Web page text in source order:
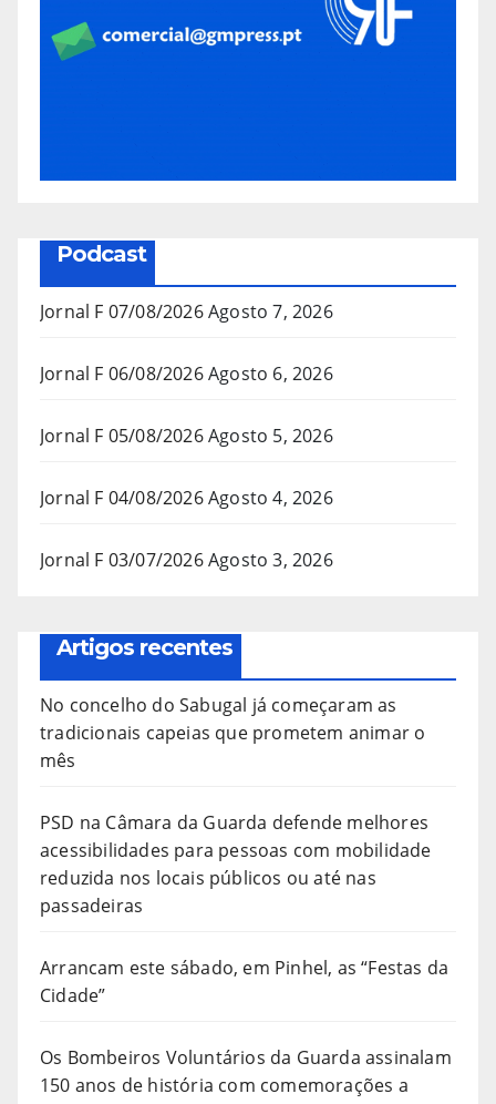
Podcast
Jornal F 07/08/2026Agosto 7, 2026
Jornal F 06/08/2026Agosto 6, 2026
Jornal F 05/08/2026Agosto 5, 2026
Jornal F 04/08/2026Agosto 4, 2026
Jornal F 03/07/2026Agosto 3, 2026
Artigos recentes
No concelho do Sabugal já começaram as
tradicionais capeias que prometem animar o
mês
PSD na Câmara da Guarda defende melhores
acessibilidades para pessoas com mobilidade
reduzida nos locais públicos ou até nas
passadeiras
Arrancam este sábado, em Pinhel, as “Festas da
Cidade”
Os Bombeiros Voluntários da Guarda assinalam
150 anos de história com comemorações a